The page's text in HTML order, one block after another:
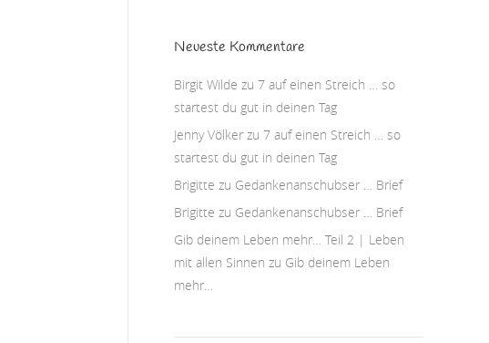
Neueste Kommentare
Birgit Wilde zu 7 auf einen Streich … so
startest du gut in deinen Tag
Jenny Völker zu 7 auf einen Streich … so
startest du gut in deinen Tag
Brigitte zu Gedankenanschubser … Brief
Brigitte zu Gedankenanschubser … Brief
Gib deinem Leben mehr… Teil 2 | Leben
mit allen Sinnen zu Gib deinem Leben
mehr…